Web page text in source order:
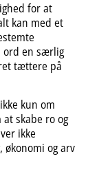
for at
kan med et
ord en særlig
tættere på
kun om
skabe ro og
ikke
og arv